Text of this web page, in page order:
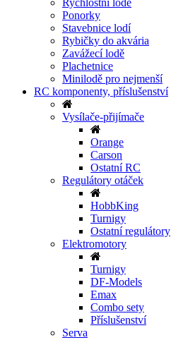
Rychlostní lodě
Ponorky
Stavebnice lodí
Rybičky do akvária
Zavážecí lodě
Plachetnice
Minilodě pro nejmenší
RC komponenty, příslušenství
Vysílače-přijímače
Orange
Carson
Ostatní RC
Regulátory otáček
HobbKing
Turnigy
Ostatní regulátory
Elektromotory
Turnigy
DF-Models
Emax
Combo sety
Příslušenství
Serva